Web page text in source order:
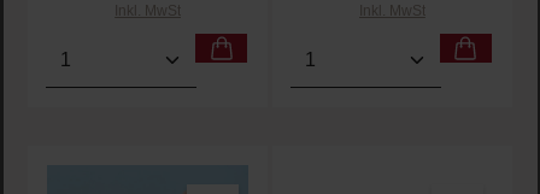
Inkl. MwSt
Produkt Anzahl: Gib den gewünschten Wert ein
Inkl. MwSt
Produkt Anzahl: Gib